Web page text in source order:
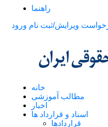
راهنما
ویرایش/ثبت نام ورود
خانه
مطالب آموزشی
اخبار
اسناد و قرارداد ها
قراردادها